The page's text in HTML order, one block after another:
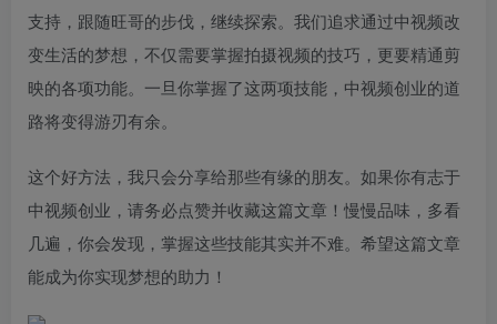
支持，跟随旺哥的步伐，继续探索。我们追求通过中视频改
变生活的梦想，不仅需要掌握拍摄视频的技巧，更要精通剪
映的各项功能。一旦你掌握了这两项技能，中视频创业的道
路将变得游刃有余。
这个好方法，我只会分享给那些有缘的朋友。如果你有志于
中视频创业，请务必点赞并收藏这篇文章！慢慢品味，多看
几遍，你会发现，掌握这些技能其实并不难。希望这篇文章
能成为你实现梦想的助力！